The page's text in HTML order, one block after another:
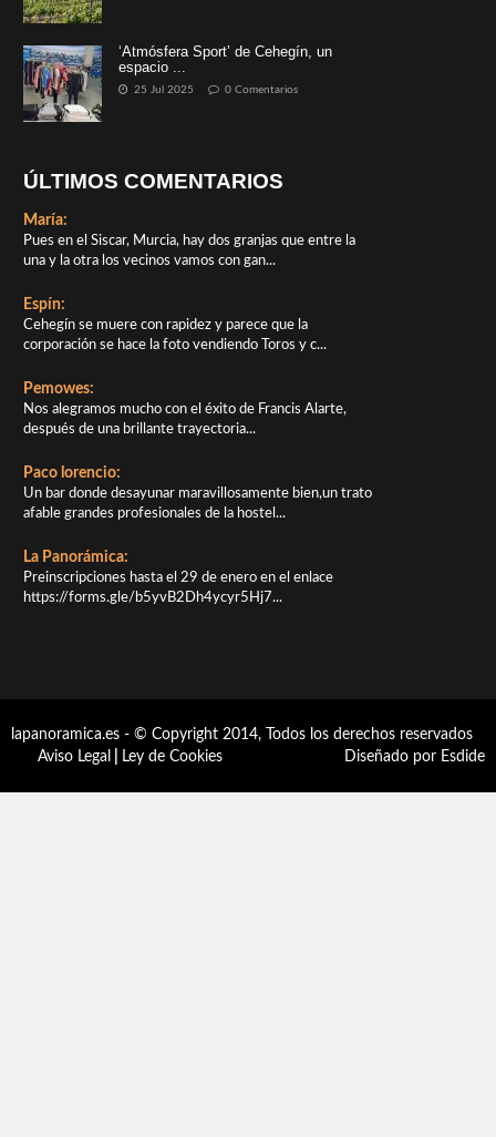
‘Atmósfera Sport’ de Cehegín, un
espacio ...
25 Jul 2025 0 Comentarios
ÚLTIMOS COMENTARIOS
María:
Pues en el Siscar, Murcia, hay dos granjas que entre la
una y la otra los vecinos vamos con gan...
Espín:
Cehegín se muere con rapidez y parece que la
corporación se hace la foto vendiendo Toros y c...
Pemowes:
Nos alegramos mucho con el éxito de Francis Alarte,
después de una brillante trayectoria...
Paco lorencio:
Un bar donde desayunar maravillosamente bien,un trato
afable grandes profesionales de la hostel...
La Panorámica:
Preinscripciones hasta el 29 de enero en el enlace
https://forms.gle/b5yvB2Dh4ycyr5Hj7...
lapanoramica.es - © Copyright 2014, Todos los derechos reservados
Aviso Legal
Ley de Cookies Diseñado por Esdide